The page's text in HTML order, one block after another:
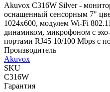
Akuvox C316W Silver -
оснащенный сенсорным 7"
1024x600, модулем Wi-Fi
динамиком, микрофоном с
портами RJ45 10/100 Mbps с
Производитель
Akuvox
SKU
C316W
Гарантия